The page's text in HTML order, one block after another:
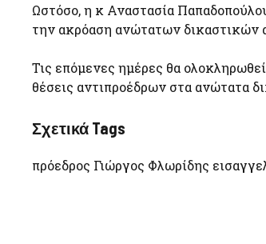
Ωστόσο, η κ Αναστασία
την ακρόαση ανώτατων δικαστικών
Τις επόμενες ημέρες θα
θέσεις αντιπροέδρων στα ανώτατα
Σχετικά Tags
πρόεδρος Γιώργος Φλωρίδης